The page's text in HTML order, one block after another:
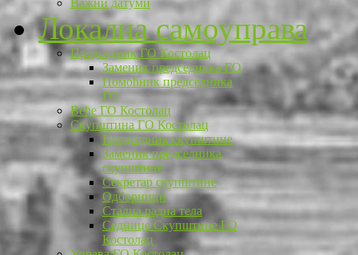
Важни датуми
Локална самоуправа
Председник ГО Костолац
Заменик председника ГО
Помоћник председника
ГО
Веће ГО Костолац
Скупштина ГО Костолац
Председник скупштине
Заменик председника
скупштине
Секретар скупштине
Одборници
Стална радна тела
Седнице Скупштине ГО
Костолац